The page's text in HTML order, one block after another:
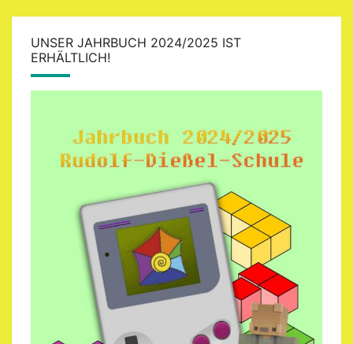
UNSER JAHRBUCH 2024/2025 IST
ERHÄLTLICH!